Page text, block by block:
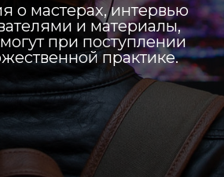
о мастерах, интервью
и материалы,
при поступлении
практике.